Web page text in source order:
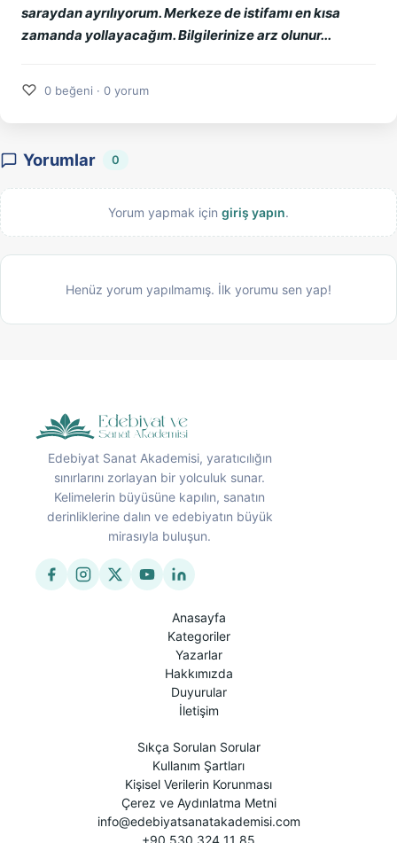
saraydan ayrılıyorum. Merkeze de istifamı en kısa
zamanda yollayacağım. Bilgilerinize arz olunur...
♡ 0 beğeni · 0 yorum
Yorumlar 0
Yorum yapmak için giriş yapın.
Henüz yorum yapılmamış. İlk yorumu sen yap!
Edebiyat Sanat Akademisi, yaratıcılığın
sınırlarını zorlayan bir yolculuk sunar.
Kelimelerin büyüsüne kapılın, sanatın
derinliklerine dalın ve edebiyatın büyük
mirasıyla buluşun.
Anasayfa
Kategoriler
Yazarlar
Hakkımızda
Duyurular
İletişim
Sıkça Sorulan Sorular
Kullanım Şartları
Kişisel Verilerin Korunması
Çerez ve Aydınlatma Metni
info@edebiyatsanatakademisi.com
+90 530 324 11 85